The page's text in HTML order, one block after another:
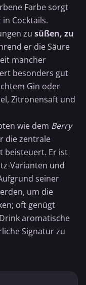
Farbe sorgt
Cocktails.
zu süßen, zu
er die Säure
mancher
besonders gut
Gin oder
Zitronensaft und
wie dem Berry
die zentrale
beisteuert. Er ist
Varianten und
seiner
um die
oft genügt
aromatische
Signatur zu